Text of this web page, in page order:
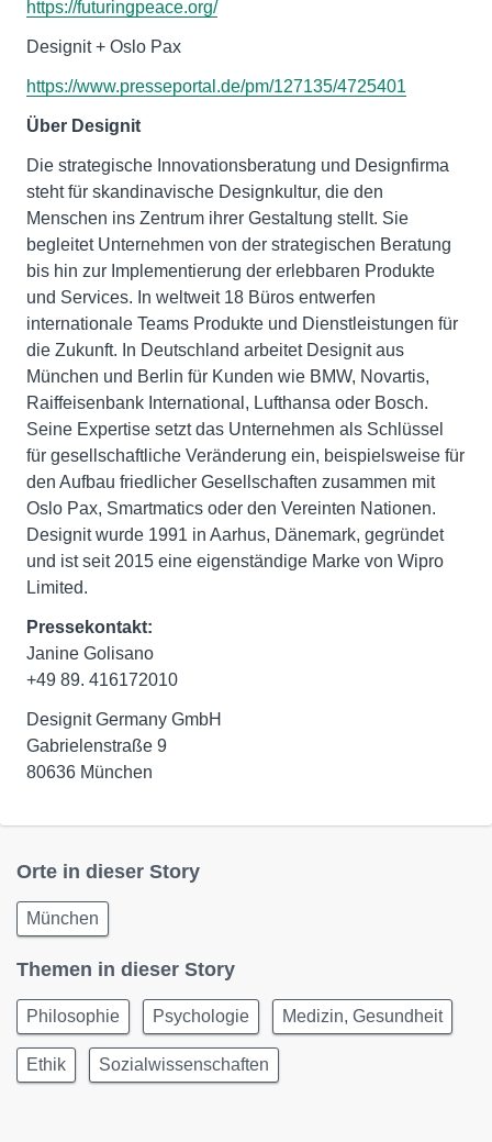
https://futuringpeace.org/
Designit + Oslo Pax
https://www.presseportal.de/pm/127135/4725401
Über Designit
Die strategische Innovationsberatung und Designfirma
steht für skandinavische Designkultur, die den
Menschen ins Zentrum ihrer Gestaltung stellt. Sie
begleitet Unternehmen von der strategischen Beratung
bis hin zur Implementierung der erlebbaren Produkte
und Services. In weltweit 18 Büros entwerfen
internationale Teams Produkte und Dienstleistungen für
die Zukunft. In Deutschland arbeitet Designit aus
München und Berlin für Kunden wie BMW, Novartis,
Raiffeisenbank International, Lufthansa oder Bosch.
Seine Expertise setzt das Unternehmen als Schlüssel
für gesellschaftliche Veränderung ein, beispielsweise für
den Aufbau friedlicher Gesellschaften zusammen mit
Oslo Pax, Smartmatics oder den Vereinten Nationen.
Designit wurde 1991 in Aarhus, Dänemark, gegründet
und ist seit 2015 eine eigenständige Marke von Wipro
Limited.
Pressekontakt:
Janine Golisano
+49 89. 416172010
Designit Germany GmbH
Gabrielenstraße 9
80636 München
Orte in dieser Story
München
Themen in dieser Story
Philosophie Psychologie Medizin, Gesundheit
Ethik Sozialwissenschaften